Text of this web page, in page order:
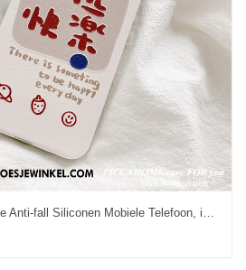
iPhone 12 Pro Max Hoesje Anti-fall Siliconen Mobiele Telefoon, iPhone 12 Pro Max Hoesje Wit